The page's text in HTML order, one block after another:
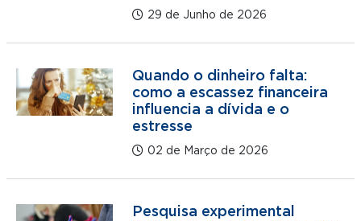
29 de Junho de 2026
Quando o dinheiro falta:
como a escassez financeira
influencia a dívida e o
estresse
02 de Março de 2026
Pesquisa experimental